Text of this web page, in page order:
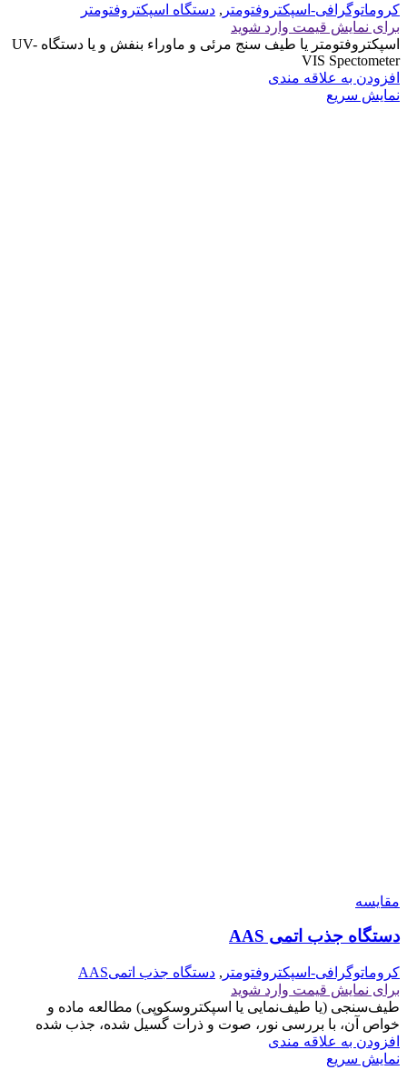
کروماتوگرافی-اسپکتروفتومتر , دستگاه اسپکتروفتومتر
برای نمایش قیمت وارد شوید
اسپکتروفتومتر یا طیف سنج مرئی و ماوراء بنفش و یا دستگاه UV-
VIS Spectometer
افزودن به علاقه مندی
نمایش سریع
مقايسه
دستگاه جذب اتمی AAS
کروماتوگرافی-اسپکتروفتومتر , دستگاه جذب اتمیAAS
برای نمایش قیمت وارد شوید
طیف‌سنجی (یا طیف‌نمایی یا اسپکتروسکوپی) مطالعه ماده و
خواص آن، با بررسی نور، صوت و ذرات گسیل شده، جذب شده
افزودن به علاقه مندی
نمایش سریع